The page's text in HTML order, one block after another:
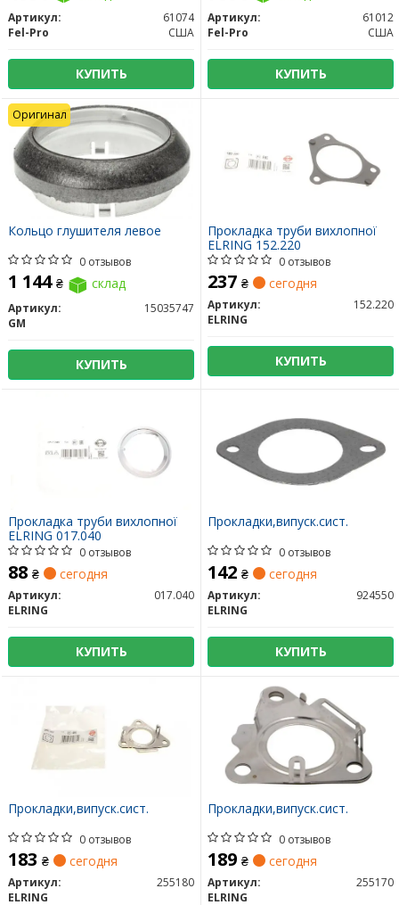
Артикул:
61074
Fel-Pro
США
КУПИТЬ
Артикул:
61012
Fel-Pro
США
КУПИТЬ
Кольцо глушителя левое
0 отзывов
1 144 ₴ склад
Артикул:
15035747
GM
КУПИТЬ
Оригинал
Прокладка труби вихлопної
ELRING 152.220
0 отзывов
237 ₴ сегодня
Артикул:
152.220
ELRING
КУПИТЬ
Прокладка труби вихлопної
ELRING 017.040
0 отзывов
88 ₴ сегодня
Артикул:
017.040
ELRING
КУПИТЬ
Прокладки,випуск.сист.
0 отзывов
142 ₴ сегодня
Артикул:
924550
ELRING
КУПИТЬ
Прокладки,випуск.сист.
0 отзывов
183 ₴ сегодня
Артикул:
255180
ELRING
Прокладки,випуск.сист.
0 отзывов
189 ₴ сегодня
Артикул:
255170
ELRING